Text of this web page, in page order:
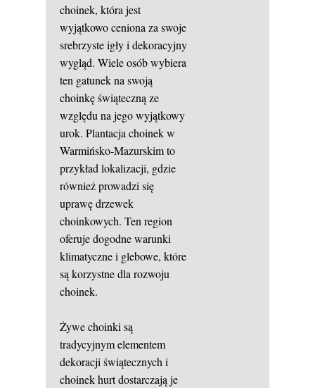
choinek, która jest
wyjątkowo ceniona za swoje
srebrzyste igły i dekoracyjny
wygląd. Wiele osób wybiera
ten gatunek na swoją
choinkę świąteczną ze
względu na jego wyjątkowy
urok. Plantacja choinek w
Warmińsko-Mazurskim to
przykład lokalizacji, gdzie
również prowadzi się
uprawę drzewek
choinkowych. Ten region
oferuje dogodne warunki
klimatyczne i glebowe, które
są korzystne dla rozwoju
choinek.
Żywe choinki są
tradycyjnym elementem
dekoracji świątecznych i
choinek hurt dostarczają je